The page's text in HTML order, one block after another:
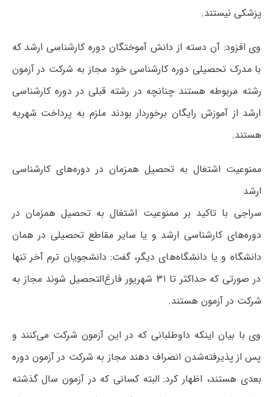
پزشکی نیستند.
وی افزود: آن دسته از دانش آموختگان دوره کارشناسی ارشد که
با مدرک تحصیلی دوره کارشناسی خود مجاز به شرکت در آزمون
رشته مربوطه هستند چنانچه در رشته قبلی در دوره کارشناسی
ارشد از آموزش رایگان برخوردار بودند ملزم به پرداخت شهریه
هستند.
ممنوعیت اشتغال به تحصیل همزمان در دوره‌های کارشناسی
ارشد
سراجی با تاکید بر ممنوعیت اشتغال به تحصیل همزمان در
دوره‌های کارشناسی ارشد و یا سایر مقاطع تحصیلی در همان
دانشگاه و یا دانشگاه‌های دیگر، گفت: دانشجویان ترم آخر تنها
در صورتی که حداکثر تا ۳۱ شهریور فارغ‌التحصیل شوند مجاز به
شرکت در آزمون هستند.
وی با بیان اینکه داوطلبانی که در این آزمون شرکت می‌کنند و
پس از پذیرفته‌شدن انصراف دهند مجاز به شرکت در آزمون دوره
بعدی هستند، اظهار کرد: البته کسانی که در آزمون سال گذشته